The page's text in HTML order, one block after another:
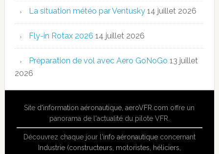
La situation météo par Ventusky 14 juillet 2026
Fly-in Rotax 2026 14 juillet 2026
Préparation de vol avec Aero GoNoGo 13 juillet
2026
Site d'information aéronautique ,aeroVFR.com offre un
panorama de l'actualité du pilote VFR.
Découvrez chaque jour l'info aéronautiqueconcernant
Industrie (constructeurs, motoristes, héliciers,